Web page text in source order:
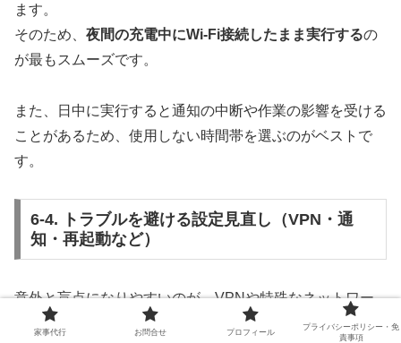
ます。
そのため、 夜間の充電中にWi-Fi接続したまま実行するの
が最もスムーズです。
また、日中に実行すると通知の中断や作業の影響を受ける
ことがあるため、使用しない時間帯を選ぶのがベストで
す。
6-4. トラブルを避ける設定見直し（VPN・通
知・再起動など）
意外と盲点になりやすいのが、VPNや特殊なネットワー
ク設定です。
家事代行 お問合せ プロフィール
プライバシーポリシー・免
責事項